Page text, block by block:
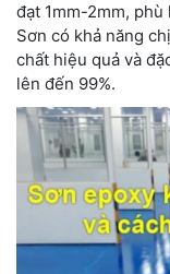
đạt 1mm-2mm,
Sơn có khả năng
chất hiệu quả và
lên đến 99%.